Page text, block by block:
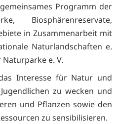
Programm der
Biosphärenreservate,
in Zusammenarbeit mit
Naturlandschaften e.
e. V.
Interesse für Natur und
zu wecken und
und Pflanzen sowie den
zu sensibilisieren.